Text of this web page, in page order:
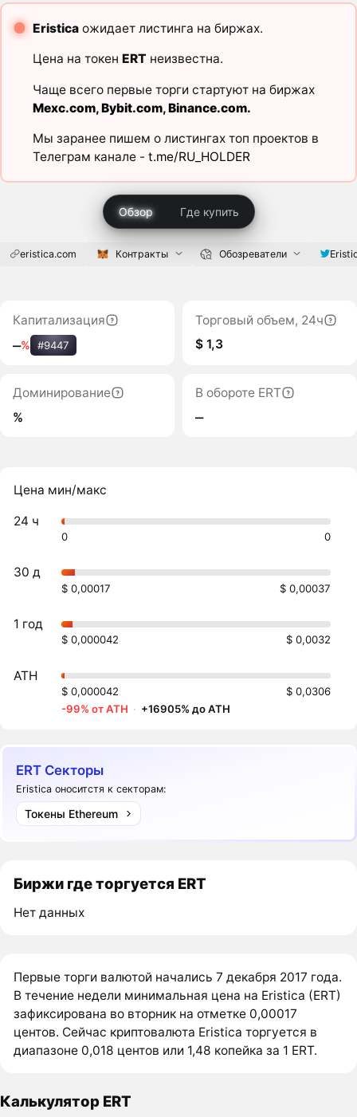
Eristicaожидает листинга на биржах.
Цена на токен ERT неизвестна.
Чаще всего первые торги стартуют на биржах
Mexc.com,Bybit.com,Binance.com.
Мы заранее пишем о листингах топ проектов в
Телеграм канале - t.me/RU_HOLDER
Обзор Где купить
eristica.com Контракты Обозреватели
Капитализация
‒% #9447
Торговый объем, 24ч
$ 1,3
Доминирование
%
В обороте ERT
‒
Цена мин/макс
24 ч
0 0
30 д
$ 0,00017 $ 0,00037
1 год
$ 0,000042 $ 0,0032
ATH
$ 0,000042
$ 0,0306
-99% от ATH · +16905% до ATH
ERT Секторы
Eristica оноситстя к секторам:
Токены Ethereum
Биржи где торгуется ERT
Нет данных
Первые торги валютой начались 7 декабря 2017 года.
В течение недели минимальная цена на Eristica (ERT)
зафиксирована во вторник на отметке 0,00017
центов. Сейчас криптовалюта Eristica торгуется в
диапазоне 0,018 центов или 1,48 копейка за 1 ERT.
Калькулятор ERT